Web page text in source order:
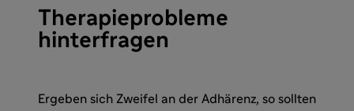
Therapieprobleme
hinterfragen
Ergeben sich Zweifel an der Adhärenz, so sollten